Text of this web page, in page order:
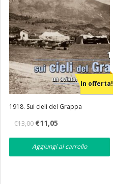
Librerie
In offerta!
1918. Sui cieli del Grappa
€13,00 Il
prezzo
originale
era:
€11,05Il
attuale
è:
Aggiungi al carrello